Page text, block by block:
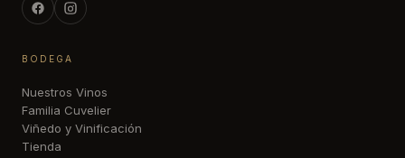
BODEGA
Nuestros Vinos
Familia Cuvelier
Viñedo y Vinificación
Tienda